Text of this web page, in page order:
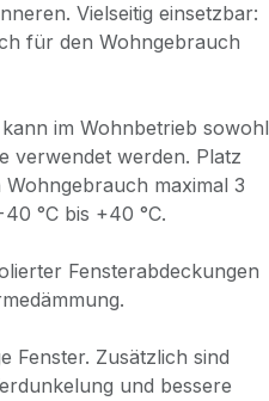
Vielseitig einsetzbar:
für den Wohngebrauch
im Wohnbetrieb sowohl
verwendet werden. Platz
maximal 3
°C bis +40 °C.
Fensterabdeckungen
Fenster. Zusätzlich sind
und bessere